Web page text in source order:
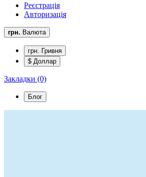
Реєстрація
Авторизація
грн. Валюта
грн. Гривня
$ Доллар
Закладки (0)
Блог